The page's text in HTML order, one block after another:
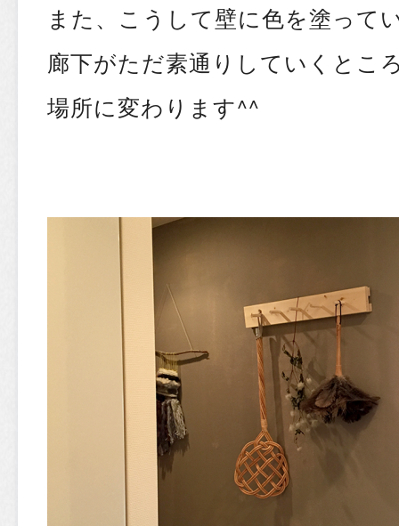
また、こうして壁に色を塗って
廊下がただ素通りしていくとこ
場所に変わります^^